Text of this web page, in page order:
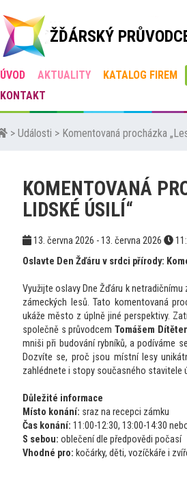
ŽĎÁRSKÝ
ÚVOD AKTUALITY KATALOG FIREM
KONTAKT
> Události > Komentovaná procházka
KOMENTOVANÁ
LIDSKÉ ÚSILÍ“
13. června 2026 - 13. června 2026
Oslavte Den Žďáru v srdci přírody:
Využijte oslavy Dne Žďáru k
zámeckých lesů. Tato komentovaná
ukáže město z úplně jiné perspektivy.
společně s průvodcemTomášem
mniši při budování rybníků, a podíváme
Dozvíte se, proč jsou místní lesy
zahlédnete i stopy současného stavitele
Důležité informace
Místo konání: sraz na recepci zámku
Čas konání: 11:00-12:30, 13:00-14:30
S sebou: oblečení dle předpovědi počasí
Vhodné pro: kočárky, děti, vozíčkáře i